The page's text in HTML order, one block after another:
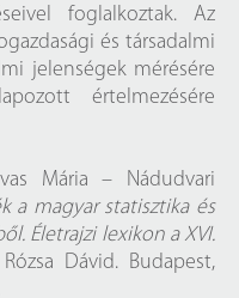
foglalkoztak. Az
és társadalmi
jelenségek mérésére
értelmezésére
Mária – Nádudvari
a magyar statisztika és
Életrajzi lexikon a XVI.
Dávid. Budapest,